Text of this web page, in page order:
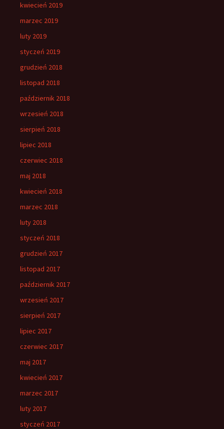
kwiecień 2019
marzec 2019
luty 2019
styczeń 2019
grudzień 2018
listopad 2018
październik 2018
wrzesień 2018
sierpień 2018
lipiec 2018
czerwiec 2018
maj 2018
kwiecień 2018
marzec 2018
luty 2018
styczeń 2018
grudzień 2017
listopad 2017
październik 2017
wrzesień 2017
sierpień 2017
lipiec 2017
czerwiec 2017
maj 2017
kwiecień 2017
marzec 2017
luty 2017
styczeń 2017